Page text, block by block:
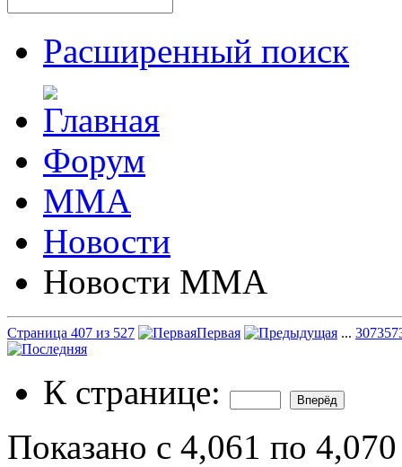
Расширенный поиск
Форум
ММА
Новости
Новости ММА
Страница 407 из 527 Первая ... 307357
К странице:
Показано с 4,061 по